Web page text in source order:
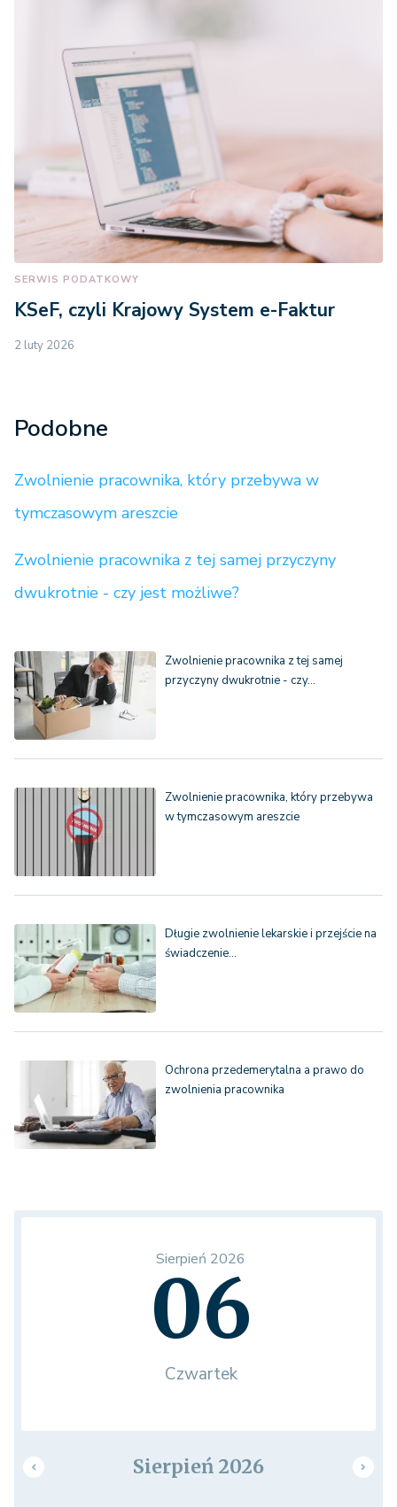
SERWIS PODATKOWY
KSeF, czyli Krajowy System e-Faktur
2 luty 2026
Podobne
Zwolnienie pracownika, który przebywa w
tymczasowym areszcie
Zwolnienie pracownika z tej samej przyczyny
dwukrotnie - czy jest możliwe?
Zwolnienie pracownika z tej samej
przyczyny dwukrotnie - czy…
Zwolnienie pracownika, który przebywa
w tymczasowym areszcie
Długie zwolnienie lekarskie i przejście na
świadczenie…
Ochrona przedemerytalna a prawo do
zwolnienia pracownika
Sierpień 2026
06
Czwartek
Sierpień 2026